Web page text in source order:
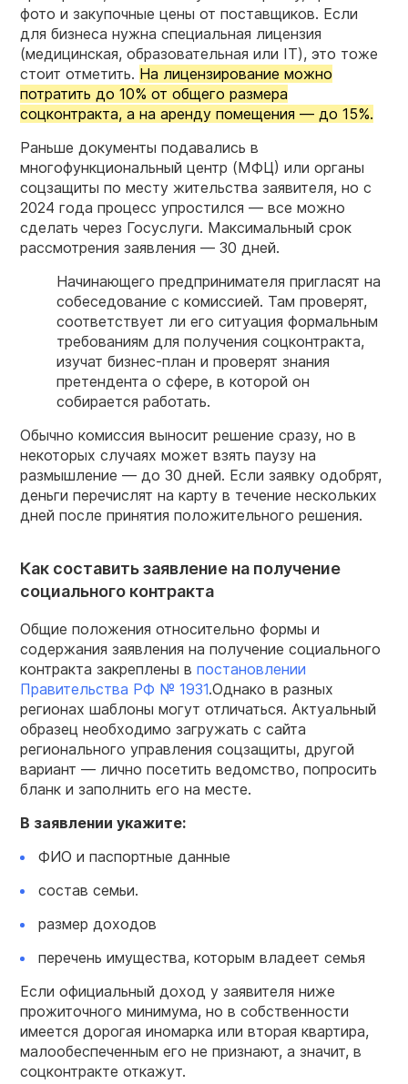
фото и закупочные цены от поставщиков. Если
для бизнеса нужна специальная лицензия
(медицинская, образовательная или IT), это тоже
стоит отметить. На лицензирование можно
потратить до 10% от общего размера
соцконтракта, а на аренду помещения — до 15%.
Раньше документы подавались в
многофункциональный центр (МФЦ) или органы
соцзащиты по месту жительства заявителя, но с
2024 года процесс упростился — все можно
сделать через Госуслуги. Максимальный срок
рассмотрения заявления — 30 дней.
Начинающего предпринимателя пригласят на
собеседование с комиссией. Там проверят,
соответствует ли его ситуация формальным
требованиям для получения соцконтракта,
изучат бизнес-план и проверят знания
претендента о сфере, в которой он
собирается работать.
Обычно комиссия выносит решение сразу, но в
некоторых случаях может взять паузу на
размышление — до 30 дней. Если заявку одобрят,
деньги перечислят на карту в течение нескольких
дней после принятия положительного решения.
Как составить заявление на получение
социального контракта
Общие положения относительно формы и
содержания заявления на получение социального
контракта закреплены в постановлении
Правительства РФ № 1931.Однако в разных
регионах шаблоны могут отличаться. Актуальный
образец необходимо загружать с сайта
регионального управления соцзащиты, другой
вариант — лично посетить ведомство, попросить
бланк и заполнить его на месте.
В заявлении укажите:
ФИО и паспортные данные
состав семьи.
размер доходов
перечень имущества, которым владеет семья
Если официальный доход у заявителя ниже
прожиточного минимума, но в собственности
имеется дорогая иномарка или вторая квартира,
малообеспеченным его не признают, а значит, в
соцконтракте откажут.